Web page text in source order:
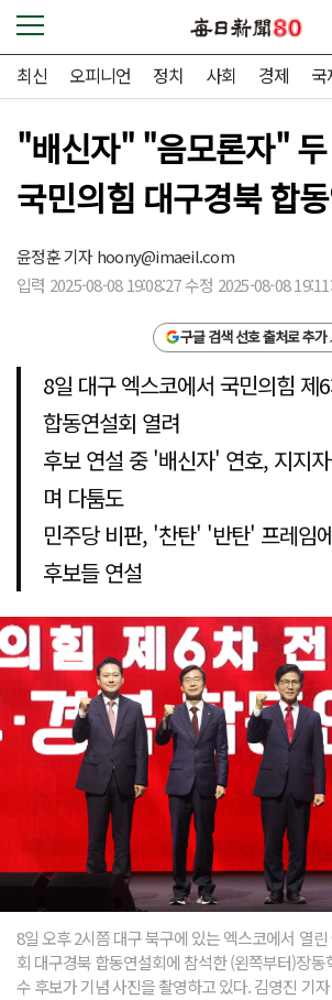
최신 오피니언 정치 사회 경제 국
"배신자" "음모론자"
국민의힘 대구경북 합
윤정훈 기자hoony@imaeil.com
입력 2025-08-08 19:08:27 수정 2025-08-08
구글 검색 선호 출처로 추가
8일 대구 엑스코에서 국민의힘 제
합동연설회 열려
후보 연설 중 '배신자' 연호, 지지
며 다툼도
민주당 비판, '찬탄' '반탄' 프레임
후보들 연설
8일 오후 2시쯤 대구 북구에 있는 엑스코에서 열
회 대구경북 합동연설회에 참석한 (왼쪽부터)장동
수 후보가 기념 사진을 촬영하고 있다. 김영진 기자